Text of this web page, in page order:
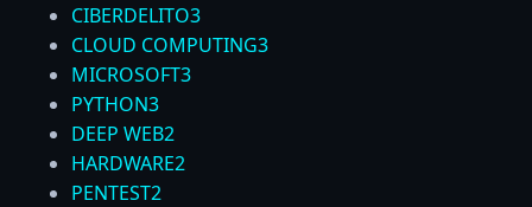
CIBERDELITO3
CLOUD COMPUTING3
MICROSOFT3
PYTHON3
DEEP WEB2
HARDWARE2
PENTEST2